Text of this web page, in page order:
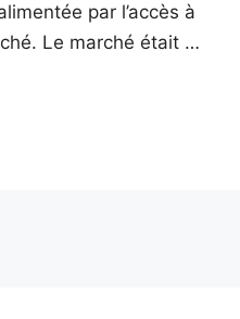
par l’accès à
Le marché était …